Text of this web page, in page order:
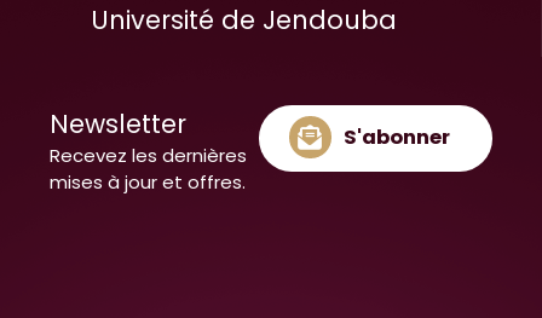
Université de Jendouba
Newsletter
Recevez les dernières
mises à jour et offres.
S'abonner